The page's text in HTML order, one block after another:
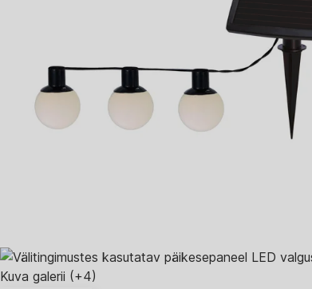
Kuva galerii (+4)